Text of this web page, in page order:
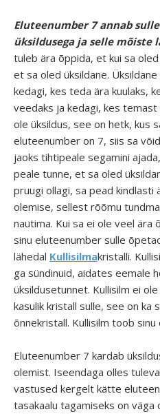
Eluteenumber 7 annab
üksildusega ja selle mõiste
tuleb ära õppida, et kui sa
et sa oled üksildane.
kedagi, kes teda ära kuulaks,
veedaks ja kedagi, kes temast
ole üksildus, see on hetk, kus
eluteenumber on 7, siis sa
jaoks tihtipeale segamini
peale tunne, et sa oled
pruugi ollagi, sa pead kindlasti
olemise, sellest rõõmu
nautima. Kui sa ei ole veel ära
sinu eluteenumber sulle
lähedal Kullisilmakristalli.
ga sündinuid, aidates eemale
üksildusetunnet. Kullisilm ei
kasulik kristall sulle, see on ka
õnnekristall. Kullisilm toob
Eluteenumber 7 kardab
olemist. Iseendaga olles
vastused kergelt kätte
tasakaalu tagamiseks on